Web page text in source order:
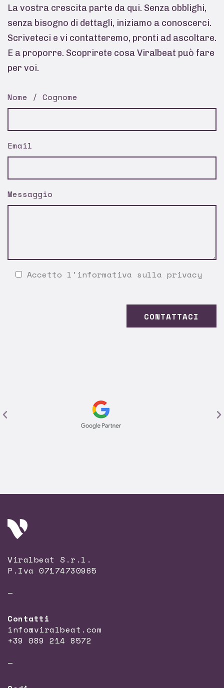
La vostra crescita parte da qui. Senza obblighi,
senza bisogno di dettagli, iniziamo a conoscerci.
Scriveteci e vi contatteremo, pronti ad ascoltare.
E a proporre. Scoprirete cosa Viralbeat può fare
per voi.
Nome / Cognome
Email
Messaggio
Accetto l' informativa sulla privacy
Viralbeat S.r.l.
P.Iva 07174730965
—
Contatti
info@viralbeat.com
+39 089 214 8572
—